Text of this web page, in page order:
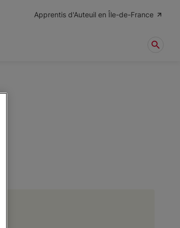
Apprentis d'Auteuil en Île-de-France